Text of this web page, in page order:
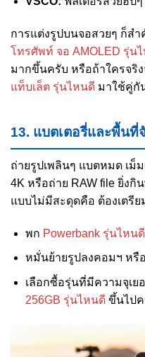
การแต่งรูปบนจอสวยๆ ก็ส
โทรศัพท์ จอ AMOLED รุ่น
มากขึ้นครับ หรือถ้าใครจริ
แท็บเล็ต รุ่นไหนดี มาใช้คู่กั
13. แบตเตอรี่และพื้นที่
ถ่ายรูปเพลินๆ แบตหมด เม็
4K หรือถ่าย RAW file ยิ่งกิ
แบบไม่มีสะดุดคือ ต้องเตรี
พก Powerbank รุ่นไหนดี
หมั่นย้ายรูปลงคอมฯ หรื
เลือกซื้อรุ่นที่มีความจุเย
256GB รุ่นไหนดีขึ้นไปค